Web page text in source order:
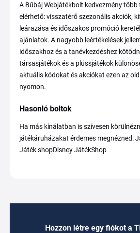
A Bűbáj Webjátékbolt kedvezmény
elérhető: visszatérő szezonális akciók,
leárazása és időszakos promóció
ajánlatok. A nagyobb leértékelések
időszakhoz és a tanévkezdéshez
társasjátékok és a plüssjátékok
aktuális kódokat és akciókat ezen az
nyomon.
Hasonló boltok
Ha más kínálatban is szívesen
játékáruházakat érdemes megnézned:
Játék shopDisney JátékShop
Hozzon létre egy fiókot a